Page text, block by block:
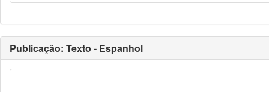
Publicação: Texto - Espanhol